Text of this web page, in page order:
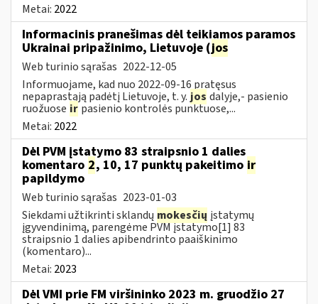
Metai: 2022
Informacinis pranešimas dėl teikiamos paramos
Ukrainai pripažinimo, Lietuvoje (jos
Web turinio sąrašas 2022-12-05
Informuojame, kad nuo 2022-09-16 pratęsus
nepaprastąją padėtį Lietuvoje, t. y. jos dalyje,- pasienio
ruožuose ir pasienio kontrolės punktuose,...
Metai: 2022
Dėl PVM įstatymo 83 straipsnio 1 dalies
komentaro 2, 10, 17 punktų pakeitimo ir
papildymo
Web turinio sąrašas 2023-01-03
Siekdami užtikrinti sklandų mokesčių įstatymų
įgyvendinimą, parengėme PVM įstatymo[1] 83
straipsnio 1 dalies apibendrinto paaiškinimo
(komentaro)...
Metai: 2023
Dėl VMI prie FM viršininko 2023 m. gruodžio 27